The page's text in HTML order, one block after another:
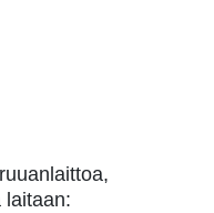
laitaan: